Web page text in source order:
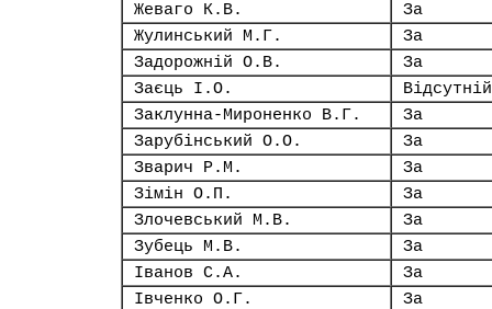
Жеваго К.В.
За
Жулинський М.Г.
За
Задорожній О.В.
За
Заєць І.О.
Відсутній
Заклунна-Мироненко В.Г.
За
Зарубінський О.О.
За
Зварич Р.М.
За
Зімін О.П.
За
Злочевський М.В.
За
Зубець М.В.
За
Іванов С.А.
За
Івченко О.Г.
За